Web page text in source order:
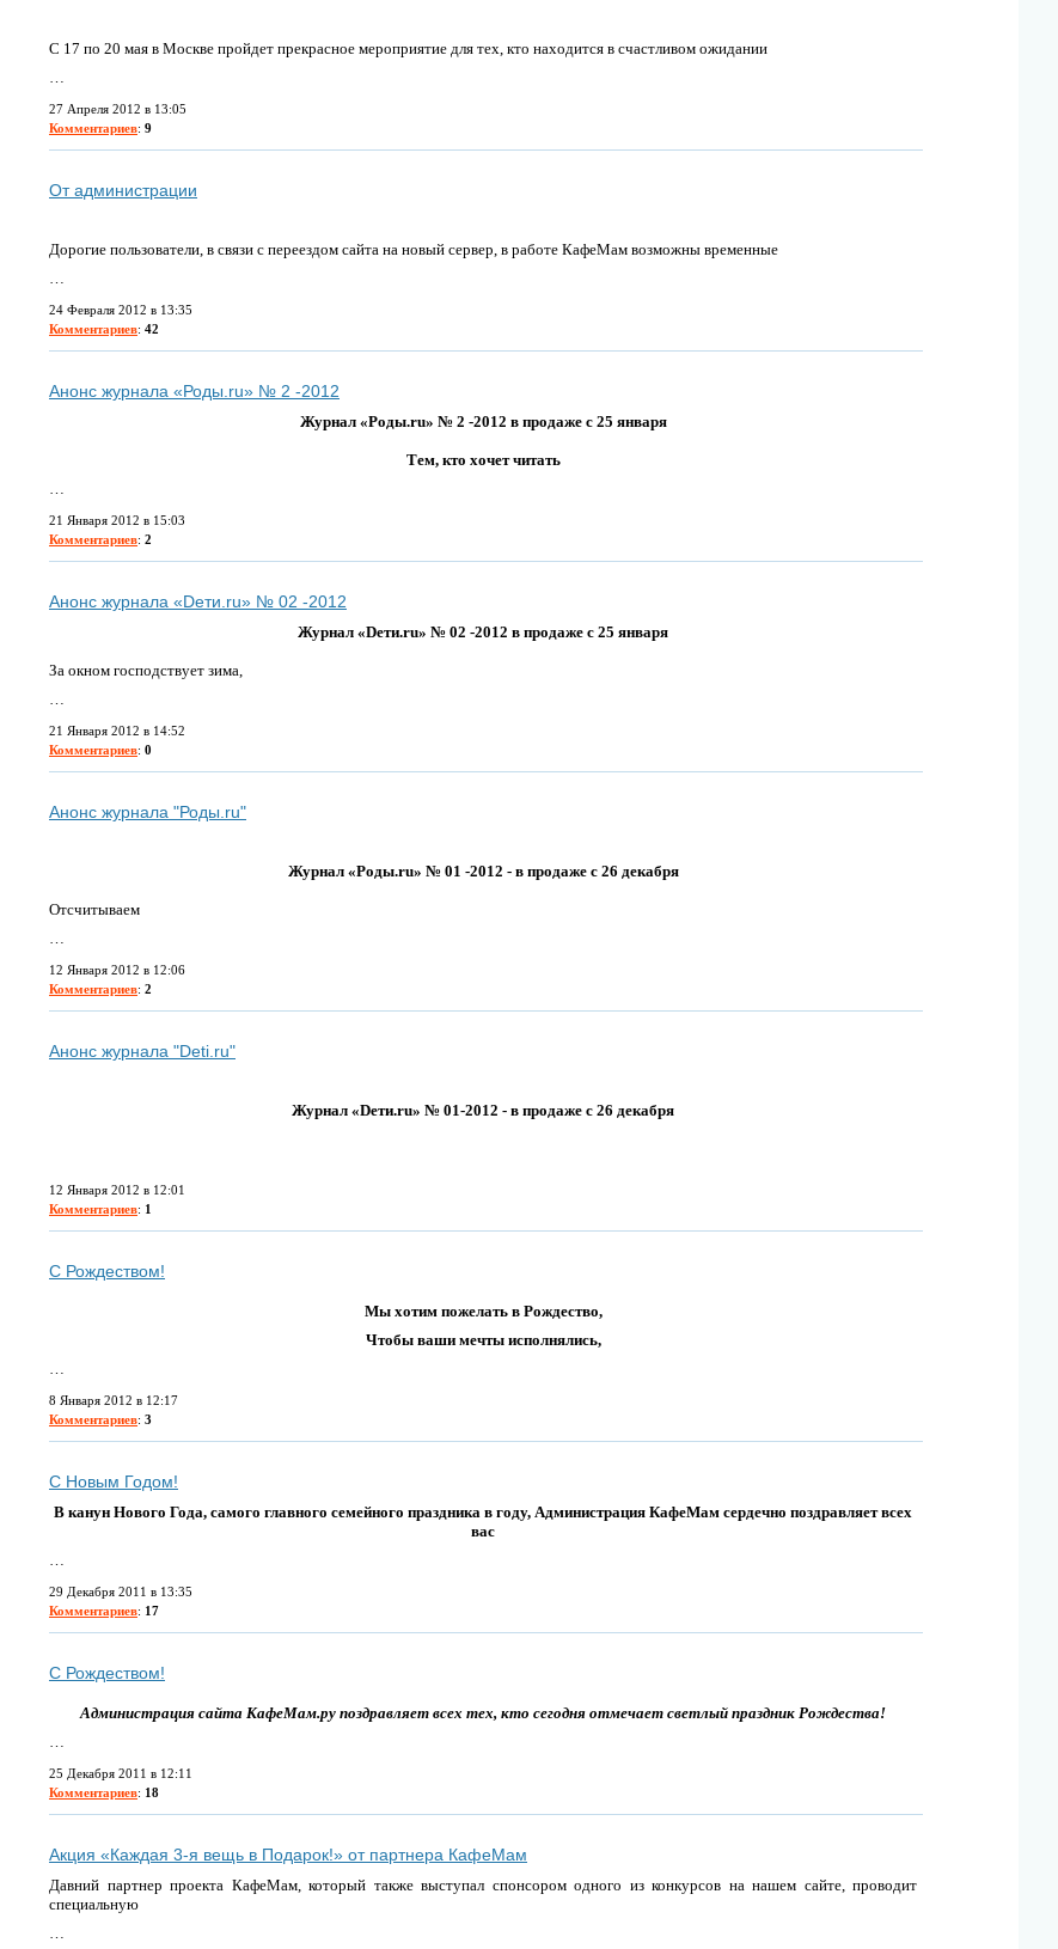
С 17 по 20 мая в Москве пройдет прекрасное мероприятие для тех, кто находится в счастливом ожидании
…
27 Апреля 2012 в 13:05
Комментариев: 9
От администрации
Дорогие пользователи, в связи с переездом сайта на новый сервер, в работе КафеМам возможны временные
…
24 Февраля 2012 в 13:35
Комментариев: 42
Анонс журнала «Роды.ru» № 2 -2012
Журнал «Роды.ru» № 2 -2012 в продаже с 25 января
Тем, кто хочет читать
…
21 Января 2012 в 15:03
Комментариев: 2
Анонс журнала «Dети.ru» № 02 -2012
Журнал «Dети.ru» № 02 -2012 в продаже с 25 января
За окном господствует зима,
…
21 Января 2012 в 14:52
Комментариев: 0
Анонс журнала "Роды.ru"
Журнал «Роды.ru» № 01 -2012 - в продаже с 26 декабря
Отсчитываем
…
12 Января 2012 в 12:06
Комментариев: 2
Анонс журнала "Deti.ru"
Журнал «Dети.ru» № 01-2012 - в продаже с 26 декабря
12 Января 2012 в 12:01
Комментариев: 1
С Рождеством!
Мы хотим пожелать в Рождество,
Чтобы ваши мечты исполнялись,
…
8 Января 2012 в 12:17
Комментариев: 3
С Новым Годом!
В канун Нового Года, самого главного семейного праздника в году, Администрация КафеМам сердечно поздравляет всех
вас
…
29 Декабря 2011 в 13:35
Комментариев: 17
С Рождеством!
Администрация сайта КафеМам.ру поздравляет всех тех, кто сегодня отмечает светлый праздник Рождества!
…
25 Декабря 2011 в 12:11
Комментариев: 18
Акция «Каждая 3-я вещь в Подарок!» от партнера КафеМам
Давний партнер проекта КафеМам, который также выступал спонсором одного из конкурсов на нашем сайте, проводит
специальную
…